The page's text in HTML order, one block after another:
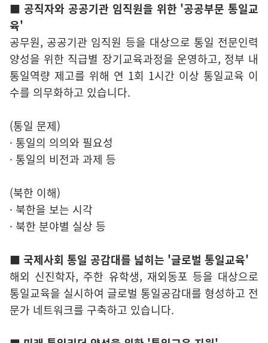
■ 공직자와 공공기관 임직원을 위한 '공공부문 통일교
육'
공무원, 공공기관 임직원 등을 대상으로 통일 전문인력
양성을 위한 직급별 장기교육과정을 운영하고, 정부 내
통일역량 제고를 위해 연 1회 1시간 이상 통일교육 이
수를 의무화하고 있습니다.
(통일 문제)
· 통일의 의의와 필요성
· 통일의 비전과 과제 등
(북한 이해)
· 북한을 보는 시각
· 북한 분야별 실상 등
■ 국제사회 통일 공감대를 넓히는 '글로벌 통일교육'
해외 신진학자, 주한 유학생, 재외동포 등을 대상으로
통일교육을 실시하여 글로벌 통일공감대를 형성하고 전
문가 네트워크를 구축하고 있습니다.